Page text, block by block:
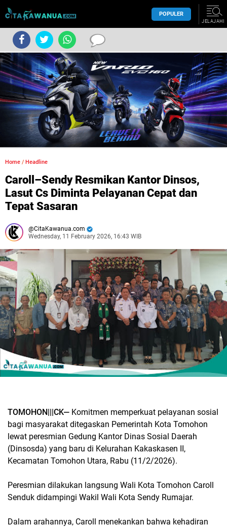
POPULER
JELAJAHI
Home / Headline
Caroll–Sendy Resmikan Kantor Dinsos,
Lasut Cs Diminta Pelayanan Cepat dan
Tepat Sasaran
CitaKawanua.com
Wednesday, 11 February 2026, 16:43 WIB
TOMOHON|||CK— Komitmen memperkuat pelayanan sosial
bagi masyarakat ditegaskan Pemerintah Kota Tomohon
lewat peresmian Gedung Kantor Dinas Sosial Daerah
(Dinsosda) yang baru di Kelurahan Kakaskasen II,
Kecamatan Tomohon Utara, Rabu (11/2/2026).
Peresmian dilakukan langsung Wali Kota Tomohon Caroll
Senduk didampingi Wakil Wali Kota Sendy Rumajar.
Dalam arahannya, Caroll menekankan bahwa kehadiran